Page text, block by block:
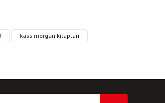
iletebilirsiniz.
kass morgan kitapları